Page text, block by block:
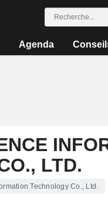
Agenda
LTD.
Technology Co., Ltd.